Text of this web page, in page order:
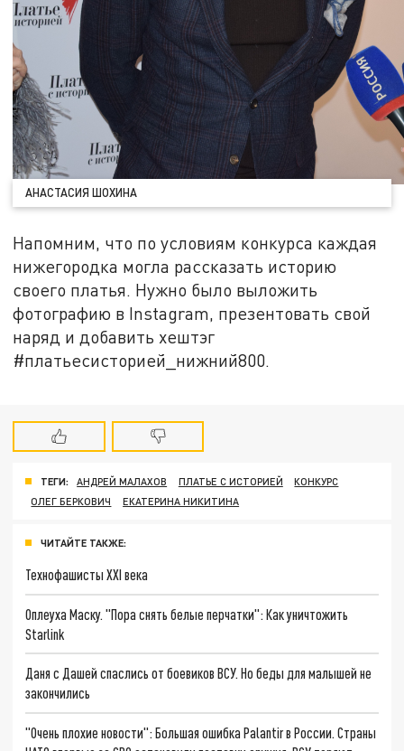
АНАСТАСИЯ ШОХИНА
Напомним, что по условиям конкурса каждая
нижегородка могла рассказать историю
своего платья. Нужно было выложить
фотографию в Instagram, презентовать свой
наряд и добавить хештэг
#платьесисторией_нижний800.
ТЕГИ: АНДРЕЙ МАЛАХОВ ПЛАТЬЕ С ИСТОРИЕЙ
КОНКУРС
ОЛЕГ БЕРКОВИЧ
ЕКАТЕРИНА НИКИТИНА
ЧИТАЙТЕ ТАКЖЕ:
Технофашисты XXI века
Оплеуха Маску. "Пора снять белые перчатки": Как уничтожить
Starlink
Даня с Дашей спаслись от боевиков ВСУ. Но беды для малышей не
закончились
"Очень плохие новости": Большая ошибка Palantir в России. Страны